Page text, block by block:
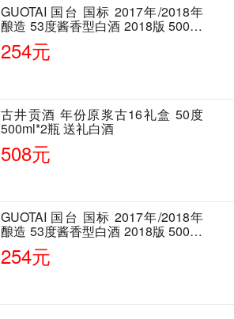
GUOTAI 国台 国标 2017年/2018年
酿造 53度酱香型白酒 2018版 500ml
单瓶装
254元
古井贡酒 年份原浆古16礼盒 50度
500ml*2瓶 送礼白酒
508元
GUOTAI 国台 国标 2017年/2018年
酿造 53度酱香型白酒 2018版 500ml
单瓶装
254元